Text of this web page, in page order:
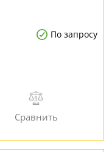
По запросу